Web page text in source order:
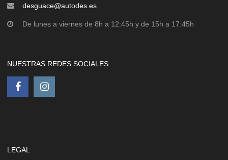
desguace@autodes.es
De lunes a viernes de 8h a 12:45h y de 15h a 17:45h
NUESTRAS REDES SOCIALES:
LEGAL